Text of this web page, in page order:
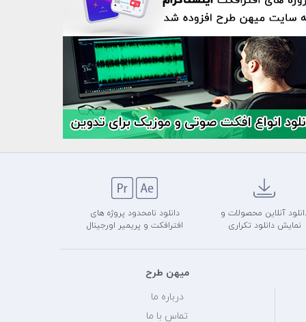
آنلاین محصولات و
نمایش دانلود تکراری
دانلود نامحدود پروژه های
افترافکت و پریمیر اورجینال
میهن طرح
درباره ما
تماس با ما